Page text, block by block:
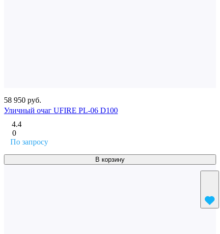
58 950 руб.
Уличный очаг UFIRE PL-06 D100
4.4
0
По запросу
В корзину